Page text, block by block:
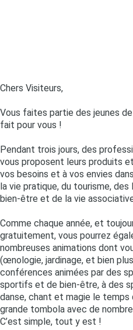
Chers Visiteurs,
Vous faites partie des jeunes
fait pour vous !
Pendant trois jours, des
vous proposent leurs produits
vos besoins et à vos envies
la vie pratique, du tourisme,
bien-être et de la vie
Comme chaque année, et
gratuitement, vous pourrez
nombreuses animations dont
(œnologie, jardinage, et bien
conférences animées par des
sportifs et de bien-être, à des
danse, chant et magie le temps
grande tombola avec de
C’est simple, tout y est !